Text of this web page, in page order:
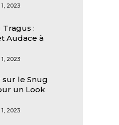
2023
Tragus :
Audace à
2023
sur le Snug
un Look
2023